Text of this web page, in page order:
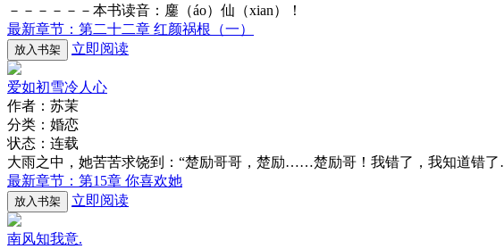
－－－－－－本书读音：鏖（áo）仙（xian）！
最新章节：第二十二章 红颜祸根（一）
放入书架 立即阅读
爱如初雪冷人心
作者：苏茉
分类：婚恋
状态：连载
大雨之中，她苦苦求饶到：“楚励哥哥，楚励……楚励哥！我错了，我知道错
最新章节：第15章 你喜欢她
放入书架 立即阅读
南风知我意.